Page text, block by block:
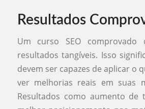
Resultados
Um curso SEO comprovado
resultados tangíveis. Isso
devem ser capazes de aplicar o
ver melhorias reais em suas
Resultados como aumento de